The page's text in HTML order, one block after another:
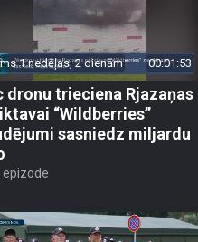
1 nedēļas, 2 dienām 00:01:53
dronu trieciena Rjazaņas
“Wildberries”
sasniedz miljardu
epizode